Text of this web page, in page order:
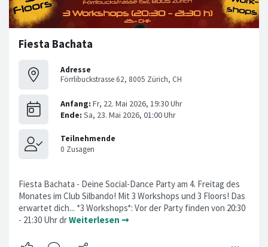
Fiesta Bachata
Adresse
Förrlibuckstrasse 62, 8005 Zürich, CH
Fiesta Bachata - Deine Social-Dance Party am 4. Freitag des
Monates im Club Silbando! Mit 3 Workshops und 3 Floors! Das
erwartet dich... *3 Workshops*: Vor der Party finden von 20:30
- 21:30 Uhr drWeiterlesen ➞